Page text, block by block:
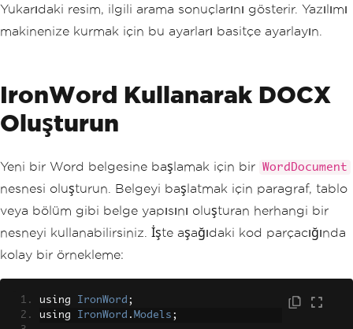
Yukarıdaki resim, ilgili arama sonuçlarını gösterir. Yazılımı
makinenize kurmak için bu ayarları basitçe ayarlayın.
IronWord Kullanarak DOCX
Oluşturun
Yeni bir Word belgesine başlamak için bir WordDocument
nesnesi oluşturun. Belgeyi başlatmak için paragraf, tablo
veya bölüm gibi belge yapısını oluşturan herhangi bir
nesneyi kullanabilirsiniz. İşte aşağıdaki kod parçacığında
kolay bir örnekleme:
using IronWord ;
using IronWord . Models ;